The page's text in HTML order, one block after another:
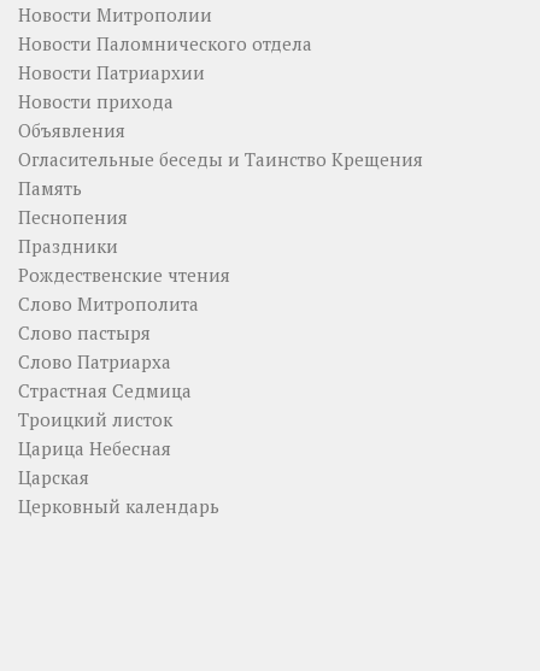
Новости Митрополии
Новости Паломнического отдела
Новости Патриархии
Новости прихода
Объявления
Огласительные беседы и Таинство Крещения
Память
Песнопения
Праздники
Рождественские чтения
Слово Митрополита
Слово пастыря
Слово Патриарха
Страстная Седмица
Троицкий листок
Царица Небесная
Царская
Церковный календарь